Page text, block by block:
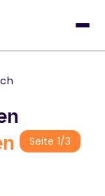
Seite 1/3